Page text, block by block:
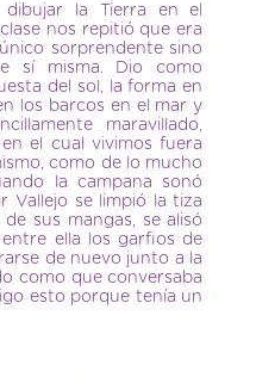
dibujar la Tierra en el
nos repitió que era
sorprendente sino
sí misma. Dio como
del sol, la forma en
los barcos en el mar y
maravillado,
el cual vivimos fuera
como de lo mucho
la campana sonó
Vallejo se limpió la tiza
sus mangas, se alisó
ella los garfios de
de nuevo junto a la
como que conversaba
esto porque tenía un